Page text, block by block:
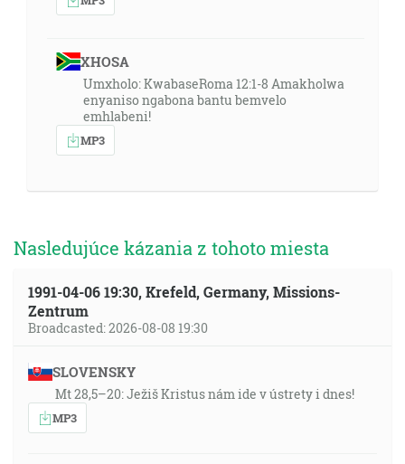
XHOSA
Umxholo: KwabaseRoma 12:1-8 Amakholwa
enyaniso ngabona bantu bemvelo
emhlabeni!
MP3
Nasledujúce kázania z tohoto miesta
1991-04-06 19:30, Krefeld, Germany, Missions-
Zentrum
Broadcasted: 2026-08-08 19:30
SLOVENSKY
Mt 28,5–20: Ježiš Kristus nám ide v ústrety i dnes!
MP3